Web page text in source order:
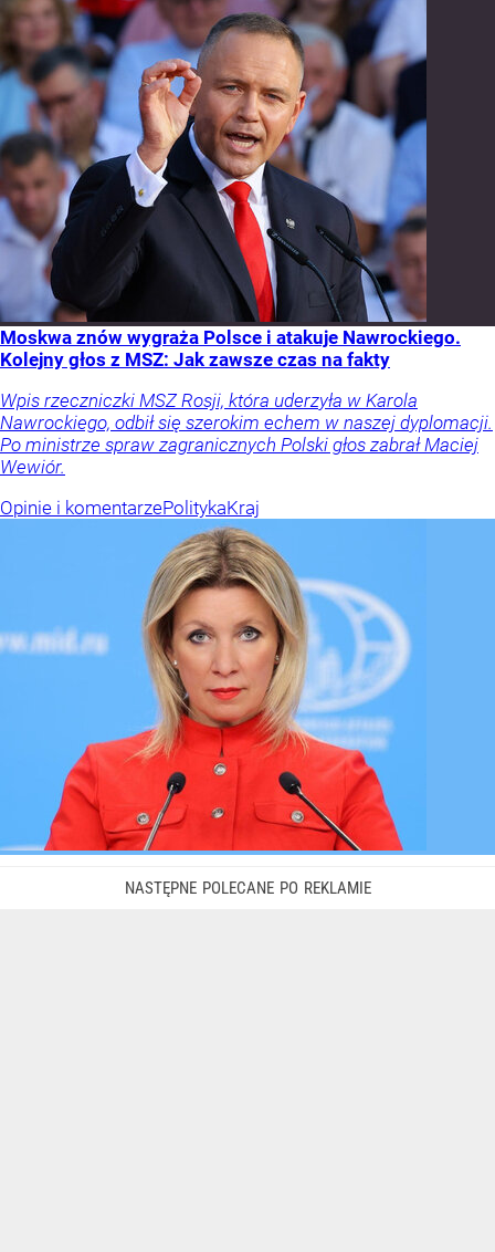
Moskwa znów wygraża Polsce i atakuje Nawrockiego.
Kolejny głos z MSZ: Jak zawsze czas na fakty
Wpis rzeczniczki MSZ Rosji, która uderzyła w Karola
Nawrockiego, odbił się szerokim echem w naszej dyplomacji.
Po ministrze spraw zagranicznych Polski głos zabrał Maciej
Wewiór.
Opinie i komentarzePolitykaKraj